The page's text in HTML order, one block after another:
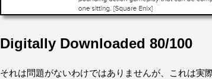
Digitally Downloaded 80/100
それは問題がないわけではありませんが、これは実